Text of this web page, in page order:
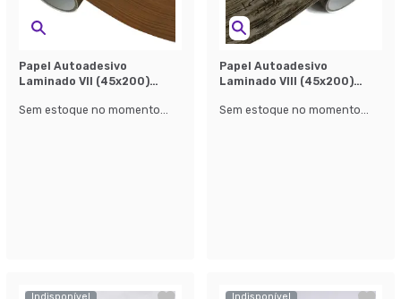
Papel Autoadesivo
Laminado Vll (45x200)
Sem estoque no momento...
Papel Autoadesivo
Laminado Vlll (45x200)
Sem estoque no momento...